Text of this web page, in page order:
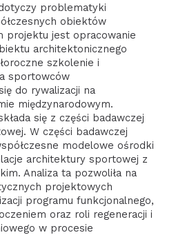
problematyki
obiektów
projektu jest opracowanie
architektonicznego
szkolenie i
sportowców
do rywalizacji na
międzynarodowym.
się z części badawczej
W części badawczej
modelowe ośrodki
architektury sportowej z
Analiza ta pozwoliła na
projektowych
programu funkcjonalnego,
oraz roli regeneracji i
w procesie